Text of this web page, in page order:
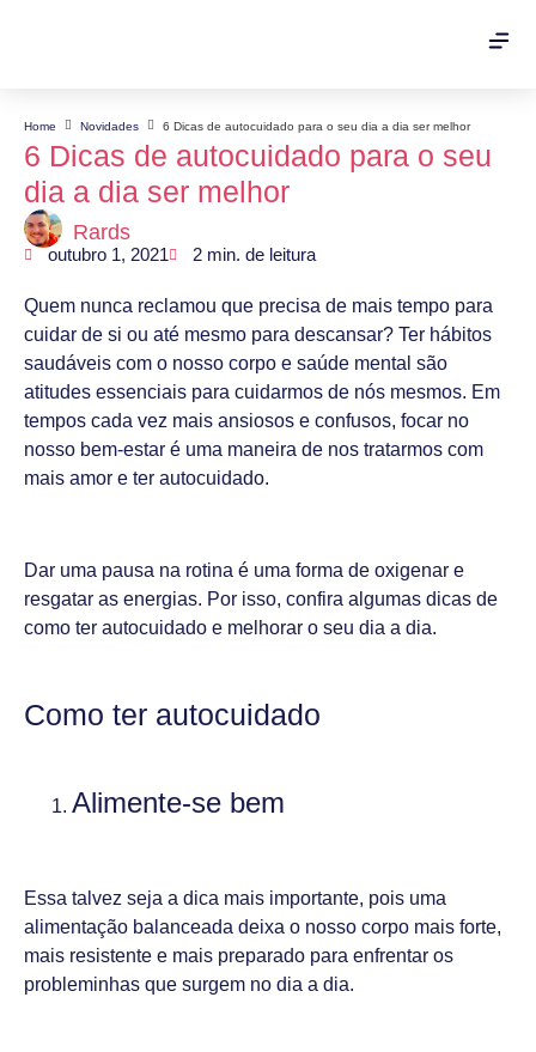
Home Novidades 6 Dicas de autocuidado para o seu dia a dia ser melhor
6 Dicas de autocuidado para o seu
dia a dia ser melhor
Rards
outubro 1, 2021 2 min. de leitura
Quem nunca reclamou que precisa de mais tempo para
cuidar de si ou até mesmo para descansar? Ter hábitos
saudáveis com o nosso corpo e saúde mental são
atitudes essenciais para cuidarmos de nós mesmos. Em
tempos cada vez mais ansiosos e confusos, focar no
nosso bem-estar é uma maneira de nos tratarmos com
mais amor e ter autocuidado.
Dar uma pausa na rotina é uma forma de oxigenar e
resgatar as energias. Por isso, confira algumas dicas de
como ter autocuidado e melhorar o seu dia a dia.
Como ter autocuidado
Alimente-se bem
Essa talvez seja a dica mais importante, pois uma
alimentação balanceada deixa o nosso corpo mais forte,
mais resistente e mais preparado para enfrentar os
probleminhas que surgem no dia a dia.